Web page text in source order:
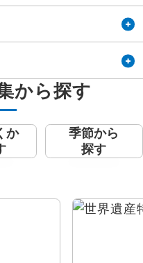
から探す
か
季節から
探す